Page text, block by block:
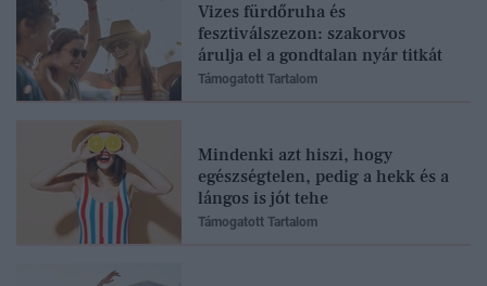
Vizes fürdőruha és
fesztiválszezon: szakorvos
árulja el a gondtalan nyár titkát
Támogatott Tartalom
Mindenki azt hiszi, hogy
egészségtelen, pedig a hekk és a
lángos is jót tehe
Támogatott Tartalom